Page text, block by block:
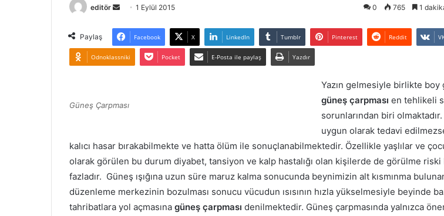
editör
Bir
posta
göndermek
1 Eylül 2015 0 765 1
Paylaş Facebook X LinkedIn Tumblr Pinterest Reddit
Odnoklassniki Pocket E-Posta ile paylaş Yazdır
Güneş Çarpması
Yazın gelmesiyle birlikte boy
güneş çarpması en tehlikeli
sorunlarından biri olmaktadır.
uygun olarak tedavi
kalıcı hasar bırakabilmekte ve hatta ölüm ile sonuçlanabilmektedir. Özellikle yaşlılar ve
olarak görülen bu durum diyabet, tansiyon ve kalp hastalığı olan kişilerde de görülme riski
fazladır. Güneş ışığına uzun süre maruz kalma sonucunda beynimizin alt kısmınma bulunan
düzenleme merkezinin bozulması sonucu vücudun ısısının hızla yükselmesiyle beyinde
tahribatlara yol açmasına güneş çarpması denilmektedir. Güneş çarpmasında yalnızca